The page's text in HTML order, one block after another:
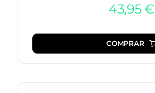
43,95€
COMPRAR